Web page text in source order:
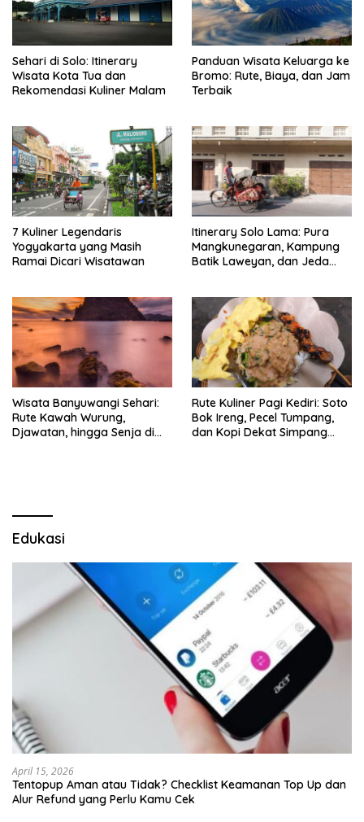
Sehari di Solo: Itinerary
Wisata Kota Tua dan
Rekomendasi Kuliner Malam
Panduan Wisata Keluarga ke
Bromo: Rute, Biaya, dan Jam
Terbaik
7 Kuliner Legendaris
Yogyakarta yang Masih
Ramai Dicari Wisatawan
Itinerary Solo Lama: Pura
Mangkunegaran, Kampung
Batik Laweyan, dan Jeda
Wisata Banyuwangi Sehari:
Rute Kawah Wurung,
Djawatan, hingga Senja di
Rute Kuliner Pagi Kediri: Soto
Bok Ireng, Pecel Tumpang,
dan Kopi Dekat Simpang
Edukasi
April 15, 2026
Tentopup Aman atau Tidak? Checklist Keamanan Top Up dan
Alur Refund yang Perlu Kamu Cek